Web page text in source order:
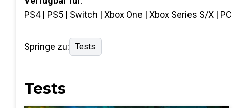
PS4 | PS5 | Switch | Xbox One | Xbox Series S/X | PC
Springe zu: Tests
Tests